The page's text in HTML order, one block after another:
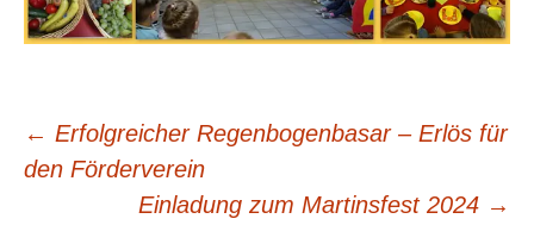
Beitrags-
Navigation
← Erfolgreicher Regenbogenbasar – Erlös für
den Förderverein
Einladung zum Martinsfest 2024 →